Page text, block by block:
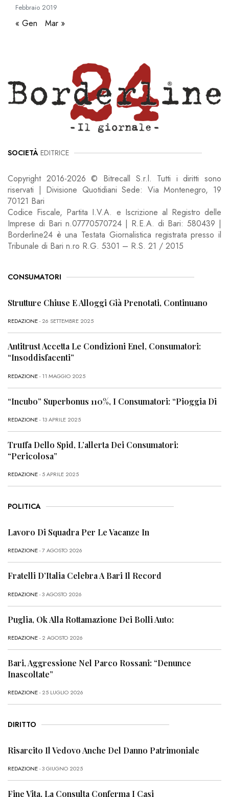
Febbraio 2019
« Gen Mar »
SOCIETÀ EDITRICE
Copyright 2016-2026 © Bitrecall S.r.l. Tutti i diritti sono
riservati | Divisione Quotidiani Sede: Via Montenegro, 19
70121 Bari
Codice Fiscale, Partita I.V.A. e Iscrizione al Registro delle
Imprese di Bari n.07770570724 | R.E.A. di Bari: 580439 |
Borderline24 è una Testata Giornalistica registrata presso il
Tribunale di Bari n.ro R.G. 5301 – R.S. 21 / 2015
CONSUMATORI
Strutture Chiuse E Alloggi Già Prenotati, Continuano
REDAZIONE- 26 SETTEMBRE 2025
Antitrust Accetta Le Condizioni Enel, Consumatori:
“Insoddisfacenti”
REDAZIONE- 11 MAGGIO 2025
“Incubo” Superbonus 110%, I Consumatori: “Pioggia Di
REDAZIONE- 13 APRILE 2025
Truffa Dello Spid, L’allerta Dei Consumatori:
“Pericolosa”
REDAZIONE- 5 APRILE 2025
POLITICA
Lavoro Di Squadra Per Le Vacanze In
REDAZIONE- 7 AGOSTO 2026
Fratelli D’Italia Celebra A Bari Il Record
REDAZIONE- 3 AGOSTO 2026
Puglia, Ok Alla Rottamazione Dei Bolli Auto:
REDAZIONE- 2 AGOSTO 2026
Bari, Aggressione Nel Parco Rossani: “Denunce
Inascoltate”
REDAZIONE- 25 LUGLIO 2026
DIRITTO
Risarcito Il Vedovo Anche Del Danno Patrimoniale
REDAZIONE- 3 GIUGNO 2025
Fine Vita, La Consulta Conferma I Casi